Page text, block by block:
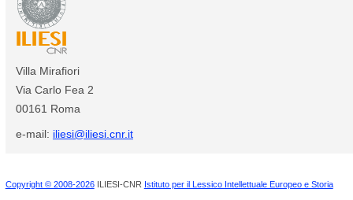
Villa Mirafiori
Via Carlo Fea 2
00161 Roma
e-mail: iliesi@iliesi.cnr.it
Copyright © 2008-2026ILIESI-CNR Istituto per il Lessico Intellettuale Europeo e Storia